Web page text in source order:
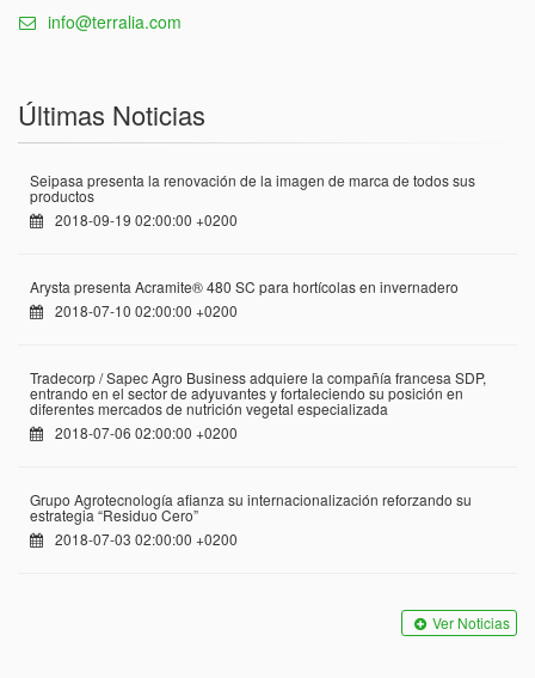
info@terralia.com
Últimas Noticias
Seipasa presenta la renovación de la imagen de marca de todos sus
productos
2018-09-19 02:00:00 +0200
Arysta presenta Acramite® 480 SC para hortícolas en invernadero
2018-07-10 02:00:00 +0200
Tradecorp / Sapec Agro Business adquiere la compañía francesa SDP,
entrando en el sector de adyuvantes y fortaleciendo su posición en
diferentes mercados de nutrición vegetal especializada
2018-07-06 02:00:00 +0200
Grupo Agrotecnología afianza su internacionalización reforzando su
estrategia “Residuo Cero”
2018-07-03 02:00:00 +0200
Ver Noticias